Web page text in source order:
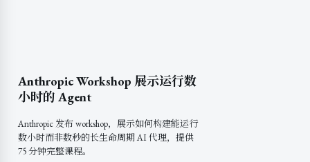
Anthropic Workshop 展示运行数
小时的 Agent
Anthropic 发布 workshop，展示如何构建能运行
数小时而非数秒的长生命周期 AI 代理，提供
75 分钟完整课程。